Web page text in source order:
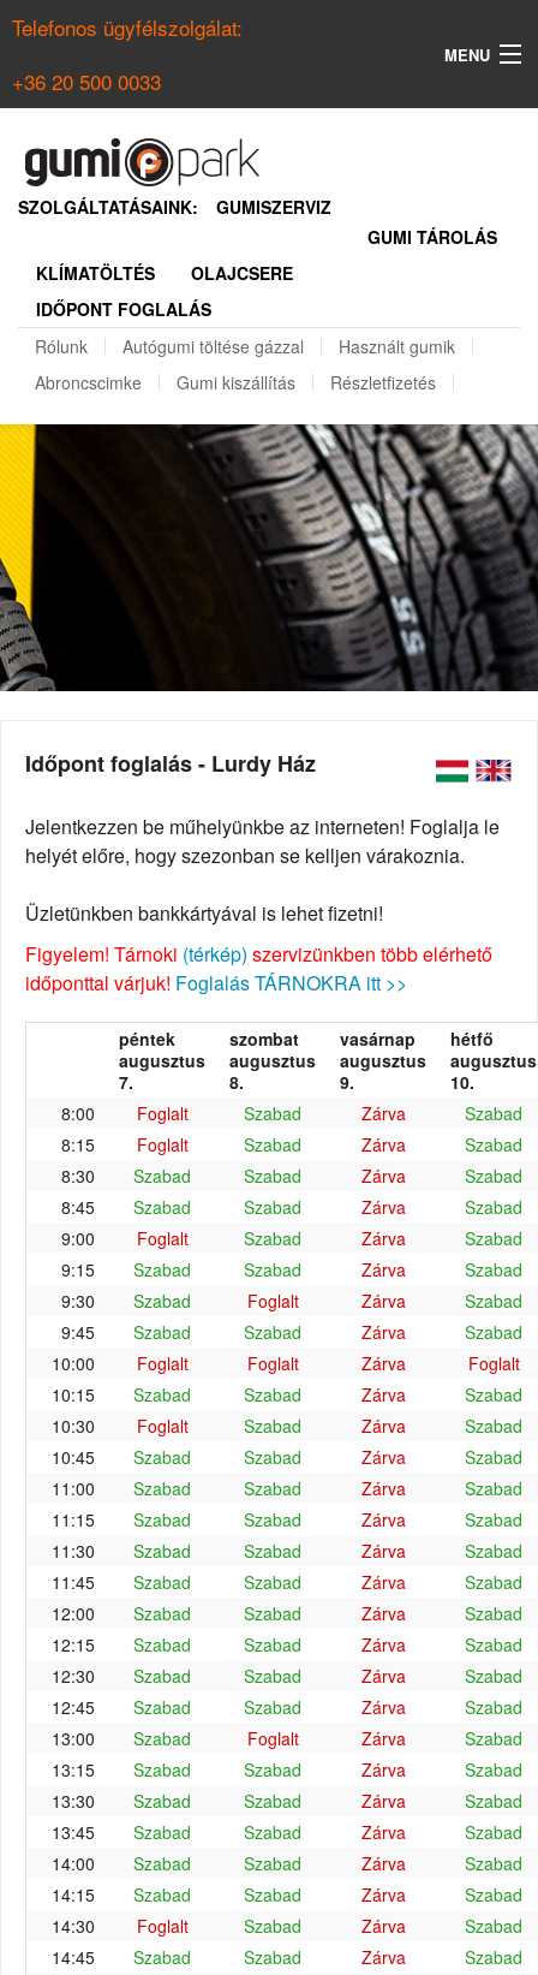
Telefonos ügyfélszolgálat:
+36 20 500 0033
MENU
NYÁRI GUMI KERESŐ
REGISZTRÁCIÓ
SZOLGÁLTATÁSAINK:
GUMISZERVIZ
GUMI TÁROLÁS
KLÍMATÖLTÉS
OLAJCSERE
IDŐPONT FOGLALÁS
Rólunk
Autógumi töltése gázzal
Használt gumik
Abroncscimke
Gumi kiszállítás Részletfizetés
Időpont foglalás - Lurdy Ház
Jelentkezzen be műhelyünkbe az interneten! Foglalja le
helyét előre, hogy szezonban se kelljen várakoznia.
Üzletünkben bankkártyával is lehet fizetni!
Figyelem! Tárnoki (térkép) szervizünkben több elérhető
időponttal várjuk! Foglalás TÁRNOKRA itt >>
péntek
augusztus
7.
szombat
augusztus
8.
vasárnap
augusztus
9.
hétfő
augusztus
10.
8:00
Foglalt Szabad Zárva
Szabad
8:15
Foglalt Szabad Zárva
Szabad
8:30
Szabad Szabad Zárva
Szabad
8:45
Szabad Szabad Zárva
Szabad
9:00
Foglalt Szabad Zárva
Szabad
9:15
Szabad Szabad Zárva
Szabad
9:30
Szabad Foglalt Zárva
Szabad
9:45
Szabad Szabad Zárva
Szabad
10:00
Foglalt Foglalt Zárva
Foglalt
10:15
Szabad Szabad Zárva
Szabad
10:30
Foglalt Szabad Zárva
Szabad
10:45
Szabad Szabad Zárva
Szabad
11:00
Szabad Szabad Zárva
Szabad
11:15
Szabad Szabad Zárva
Szabad
11:30
Szabad Szabad Zárva
Szabad
11:45
Szabad Szabad Zárva
Szabad
12:00
Szabad Szabad Zárva
Szabad
12:15
Szabad Szabad Zárva
Szabad
12:30
Szabad Szabad Zárva
Szabad
12:45
Szabad Szabad Zárva
Szabad
13:00
Szabad Foglalt Zárva
Szabad
13:15
Szabad Szabad Zárva
Szabad
13:30
Szabad Szabad Zárva
Szabad
13:45
Szabad Szabad Zárva
Szabad
14:00
Szabad Szabad Zárva
Szabad
14:15
Szabad Szabad Zárva
Szabad
14:30
Foglalt Szabad Zárva
Szabad
14:45
Szabad Szabad Zárva
Szabad